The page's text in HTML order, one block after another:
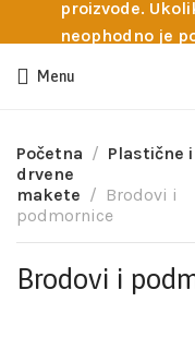
proizvode.
neophodno je
proizvoda.
potrebna
Menu
Početna
Plastične i
drvene
makete
Brodovi i
podmornice
Brodovi i